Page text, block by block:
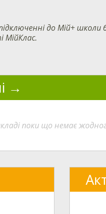
до Мій+
МійКлас.
поки що немає